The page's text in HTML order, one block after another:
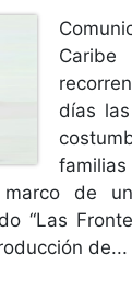
Caribe
días
de
“Las
de...